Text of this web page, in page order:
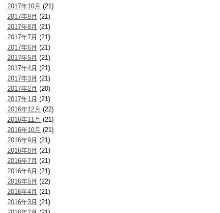
2017年10月 (21)
2017年9月 (21)
2017年8月 (21)
2017年7月 (21)
2017年6月 (21)
2017年5月 (21)
2017年4月 (21)
2017年3月 (21)
2017年2月 (20)
2017年1月 (21)
2016年12月 (22)
2016年11月 (21)
2016年10月 (21)
2016年9月 (21)
2016年8月 (21)
2016年7月 (21)
2016年6月 (21)
2016年5月 (22)
2016年4月 (21)
2016年3月 (21)